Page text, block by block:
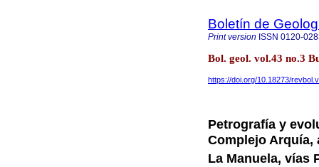
Boletín de
Print version ISSN 0120-
Bol. geol. vol.43 no.3
https://doi.org/10.18273/
Petrografía y
Complejo Arquía,
La Manuela, vías